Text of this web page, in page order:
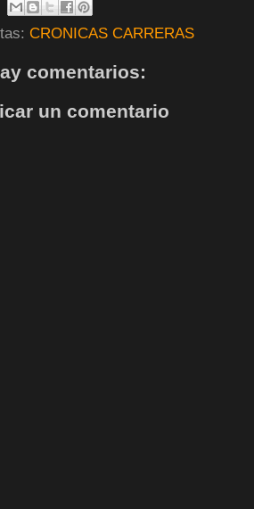
CRONICAS CARRERAS
comentarios:
un comentario